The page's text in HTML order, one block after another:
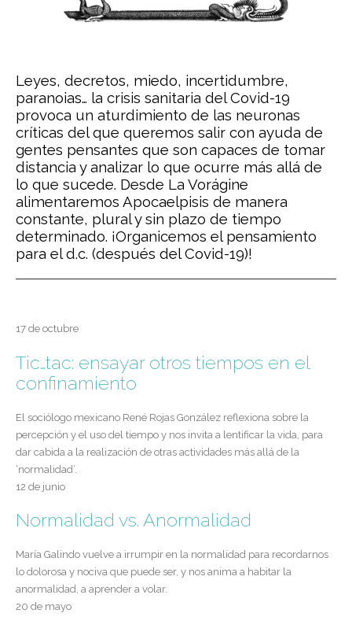
Leyes, decretos, miedo, incertidumbre,
paranoias… la crisis sanitaria del Covid-19
provoca un aturdimiento de las neuronas
críticas del que queremos salir con ayuda de
gentes pensantes que son capaces de tomar
distancia y analizar lo que ocurre más allá de
lo que sucede. Desde La Vorágine
alimentaremos Apocaelpisis de manera
constante, plural y sin plazo de tiempo
determinado. ¡Organicemos el pensamiento
para el d.c. (después del Covid-19)!
17 de octubre
Tic…tac: ensayar otros tiempos en el
confinamiento
El sociólogo mexicano René Rojas González reflexiona sobre la
percepción y el uso del tiempo y nos invita a lentificar la vida, para
dar cabida a la realización de otras actividades más allá de la
‘normalidad’.
12 de junio
Normalidad vs. Anormalidad
María Galindo vuelve a irrumpir en la normalidad para recordarnos
lo dolorosa y nociva que puede ser, y nos anima a habitar la
anormalidad, a aprender a volar.
20 de mayo